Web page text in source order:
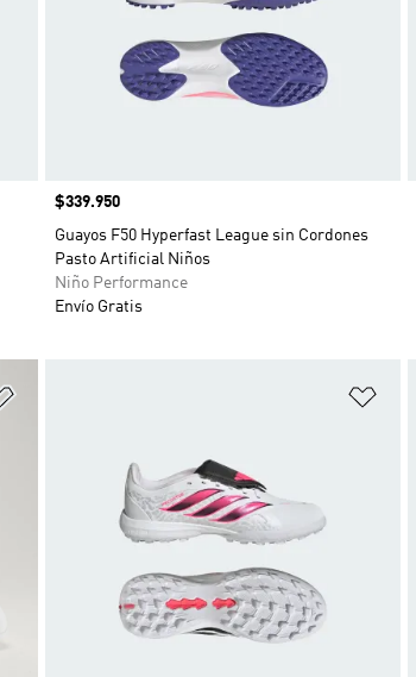
Precio
$339.950
Guayos F50 Hyperfast League sin Cordones
Pasto Artificial Niños
Niño Performance
Envío Gratis